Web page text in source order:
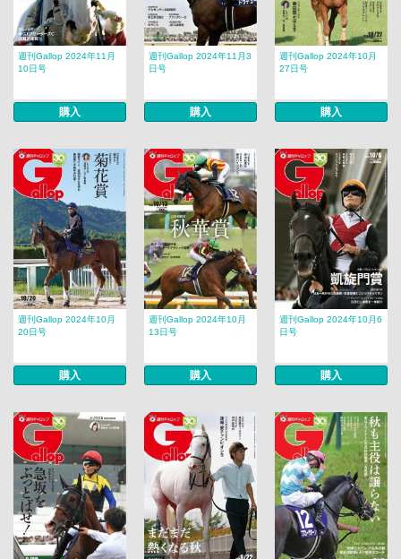
週刊Gallop 2024年11月
10日号
購入
週刊Gallop 2024年11月3
日号
購入
週刊Gallop 2024年10月
27日号
購入
週刊Gallop 2024年10月
20日号
購入
週刊Gallop 2024年10月
13日号
購入
週刊Gallop 2024年10月6
日号
購入